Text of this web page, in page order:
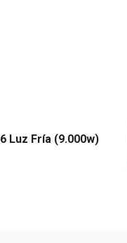
Luz Fría (9.000w)